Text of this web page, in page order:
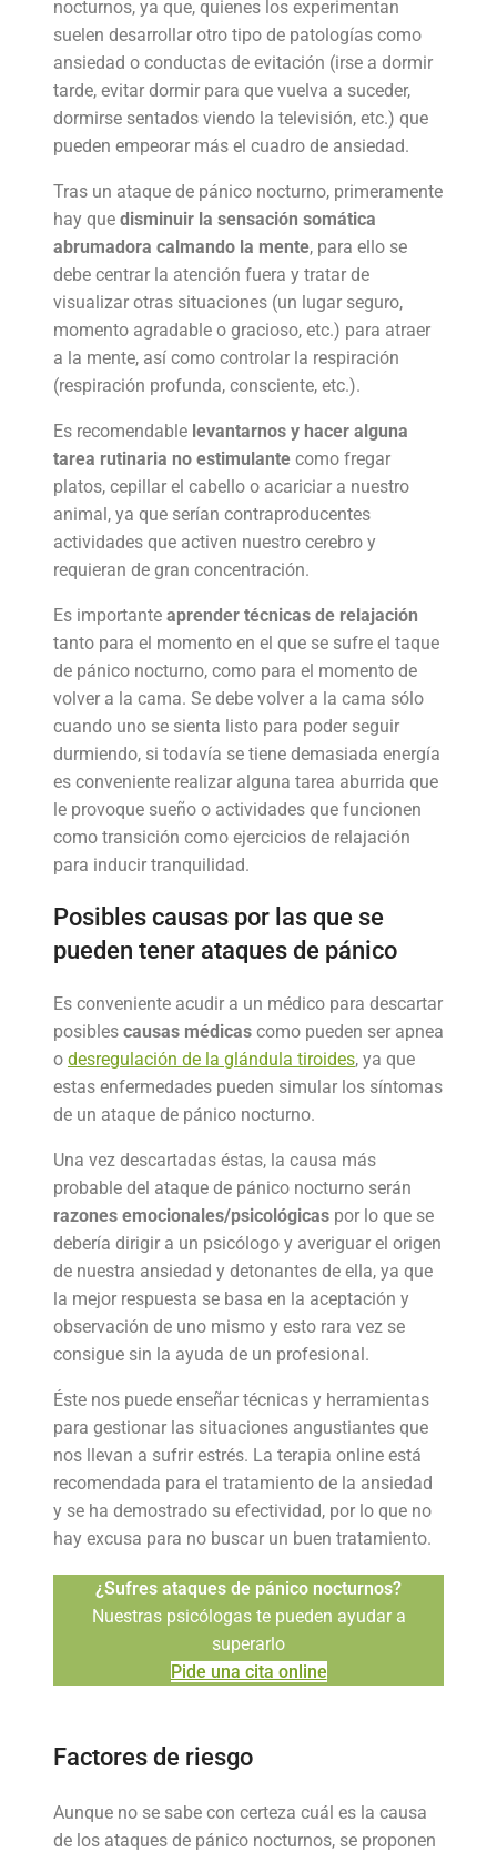
nocturnos, ya que, quienes los experimentan
suelen desarrollar otro tipo de patologías como
ansiedad o conductas de evitación (irse a dormir
tarde, evitar dormir para que vuelva a suceder,
dormirse sentados viendo la televisión, etc.) que
pueden empeorar más el cuadro de ansiedad.
Tras un ataque de pánico nocturno, primeramente
hay que disminuir la sensación somática
abrumadora calmando la mente, para ello se
debe centrar la atención fuera y tratar de
visualizar otras situaciones (un lugar seguro,
momento agradable o gracioso, etc.) para atraer
a la mente, así como controlar la respiración
(respiración profunda, consciente, etc.).
Es recomendable levantarnos y hacer alguna
tarea rutinaria no estimulante como fregar
platos, cepillar el cabello o acariciar a nuestro
animal, ya que serían contraproducentes
actividades que activen nuestro cerebro y
requieran de gran concentración.
Es importante aprender técnicas de relajación
tanto para el momento en el que se sufre el taque
de pánico nocturno, como para el momento de
volver a la cama. Se debe volver a la cama sólo
cuando uno se sienta listo para poder seguir
durmiendo, si todavía se tiene demasiada energía
es conveniente realizar alguna tarea aburrida que
le provoque sueño o actividades que funcionen
como transición como ejercicios de relajación
para inducir tranquilidad.
Posibles causas por las que se
pueden tener ataques de pánico
Es conveniente acudir a un médico para descartar
posibles causas médicas como pueden ser apnea
o desregulación de la glándula tiroides, ya que
estas enfermedades pueden simular los síntomas
de un ataque de pánico nocturno.
Una vez descartadas éstas, la causa más
probable del ataque de pánico nocturno serán
razones emocionales/psicológicas por lo que se
debería dirigir a un psicólogo y averiguar el origen
de nuestra ansiedad y detonantes de ella, ya que
la mejor respuesta se basa en la aceptación y
observación de uno mismo y esto rara vez se
consigue sin la ayuda de un profesional.
Éste nos puede enseñar técnicas y herramientas
para gestionar las situaciones angustiantes que
nos llevan a sufrir estrés. La terapia online está
recomendada para el tratamiento de la ansiedad
y se ha demostrado su efectividad, por lo que no
hay excusa para no buscar un buen tratamiento.
¿Sufres ataques de pánico nocturnos?
Nuestras psicólogas te pueden ayudar a
superarlo
Pide una cita online
Factores de riesgo
Aunque no se sabe con certeza cuál es la causa
de los ataques de pánico nocturnos, se proponen